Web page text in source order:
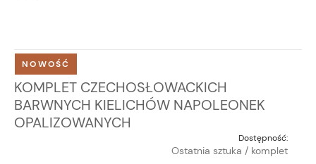
KOMPLET CZECHOSŁOWACKICH
BARWNYCH KIELICHÓW NAPOLEONEK
OPALIZOWANYCH
Dostępność:
Ostatnia sztuka / komplet
NOWOŚĆ